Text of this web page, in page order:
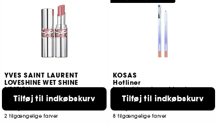
YVES SAINT LAURENT
LOVESHINE WET SHINE
LIPSTICK
51
339,00 KR
2 tilgængelige farver
Tilføj til indkøbskurv
KOSAS
Hotliner
Læbeblyant med hyaluronsyre
729
199,00 KR
8 tilgængelige farver
Tilføj til indkøbskurv